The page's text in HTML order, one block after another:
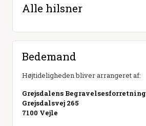
Alle hilsner
Bedemand
Højtideligheden bliver arrangeret af:
Grejsdalens Begravelsesforretning
Grejsdalsvej 265
7100 Vejle